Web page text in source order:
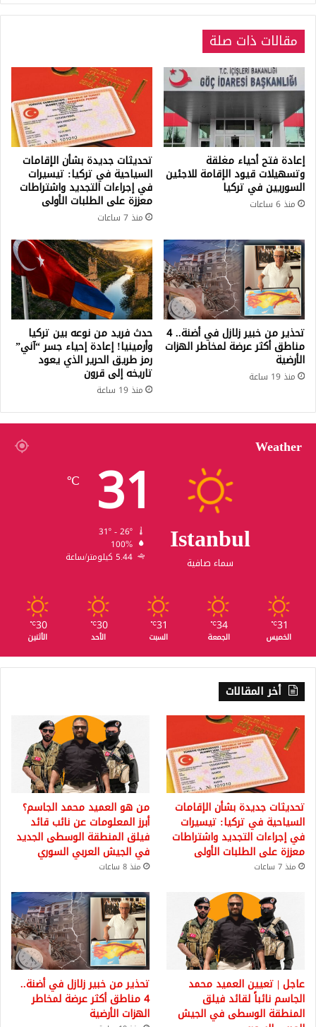
مقالات ذات صلة
إعادة فتح أحياء مغلقة
وتسهيلات قيود الإقامة للاجئين
السوريين في تركيا
منذ 6 ساعات
تحديثات جديدة بشأن الإقامات
السياحية في تركيا: تيسيرات
في إجراءات التجديد واشتراطات
معززة على الطلبات الأولى
منذ 7 ساعات
تحذير من خبير زلازل في أضنة.. 4
مناطق أكثر عرضة لمخاطر الهزات
الأرضية
منذ 19 ساعة
حدث فريد من نوعه بين تركيا
وأرمينيا! إعادة إحياء جسر “آني”
رمز طريق الحرير الذي يعود
تاريخه إلى قرون
منذ 19 ساعة
Weather
Istanbul
سماء صافية
31
℃
100%
5.44 كيلومتر/ساعة
31
℃
الخميس
34
℃
الجمعة
31
℃
السبت
30
℃
الأحد
30
℃
الأثنين
أخر المقالات
تحديثات جديدة بشأن الإقامات
السياحية في تركيا: تيسيرات
في إجراءات التجديد واشتراطات
معززة على الطلبات الأولى
منذ 7 ساعات
من هو العميد محمد الجاسم؟
أبرز المعلومات عن نائب قائد
فيلق المنطقة الوسطى الجديد
في الجيش العربي السوري
منذ 8 ساعات
عاجل | تعيين العميد محمد
الجاسم نائباً لقائد فيلق
المنطقة الوسطى في الجيش
تحذير من خبير زلازل في أضنة..
4 مناطق أكثر عرضة لمخاطر
الهزات الأرضية